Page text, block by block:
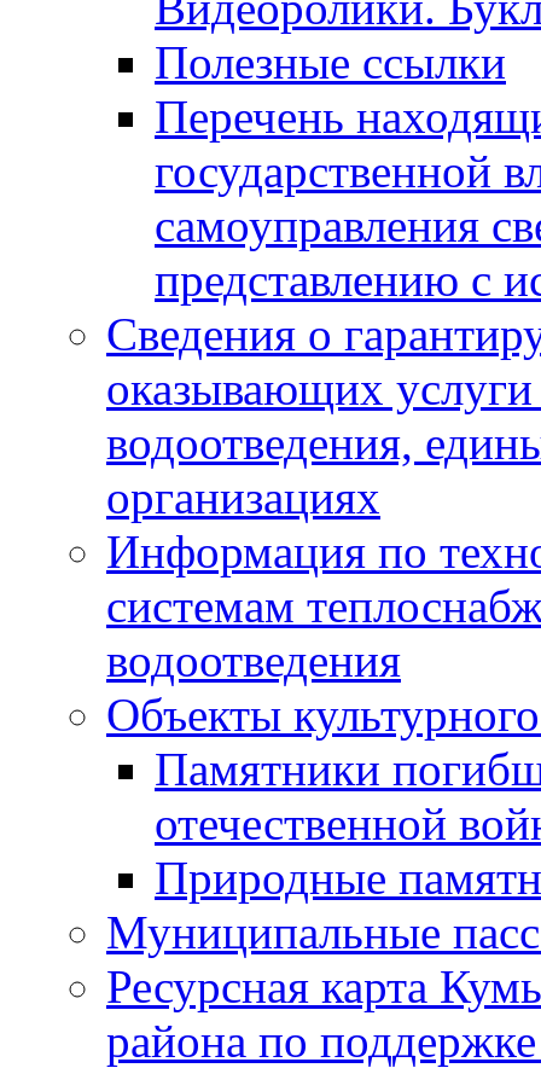
Полезные ссылки
Перечень
государственной
самоуправления
представлению с
Сведения о
оказывающих
водоотведения,
организациях
Информация по
системам
водоотведения
Объекты
Памятники
отечественной
Природные
Муниципальные
Ресурсная карта
района по